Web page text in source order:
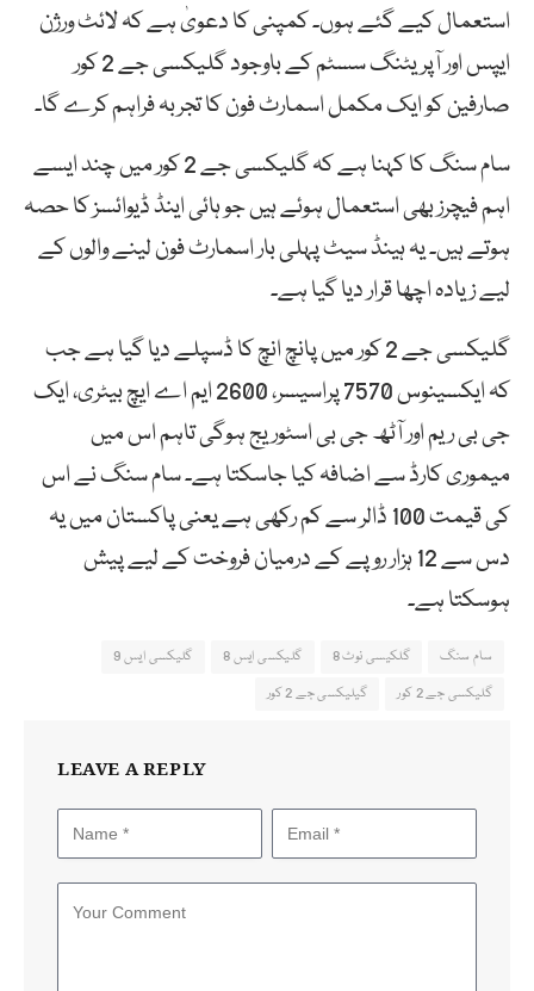
استعمال کیے گئے ہوں۔ کمپنی کا دعویٰ ہے کہ لائٹ ورژن
ایپس اور آپریٹنگ سسٹم کے باوجود گلیکسی جے 2 کور
صارفین کو ایک مکمل اسمارٹ فون کا تجربہ فراہم کرے گا۔
سام سنگ کا کہنا ہے کہ گلیکسی جے 2 کور میں چند ایسے
اہم فیچرز بھی استعمال ہوئے ہیں جو ہائی اینڈ ڈیوائسز کا حصہ
ہوتے ہیں۔ یہ ہینڈ سیٹ پہلی بار اسمارٹ فون لینے والوں کے
لیے زیادہ اچھا قرار دیا گیا ہے۔
گلیکسی جے 2 کور میں پانچ انچ کا ڈسپلے دیا گیا ہے جب
کہ ایکسینوس 7570 پراسیسر، 2600 ایم اے ایچ بیٹری، ایک
جی بی ریم اور آٹھ جی بی اسٹوریج ہوگی تاہم اس میں
میموری کارڈ سے اضافہ کیا جاسکتا ہے۔ سام سنگ نے اس
کی قیمت 100 ڈالر سے کم رکھی ہے یعنی پاکستان میں یہ
دس سے 12 ہزار روپے کے درمیان فروخت کے لیے پیش
ہوسکتا ہے۔
سام سنگ گلکیسی نوٹ 8 گلیکسی ایس 8
گلیکسی ایس 9
گلیکسی جے 2 کور
گیلیکسی جے 2 کور
LEAVE A REPLY